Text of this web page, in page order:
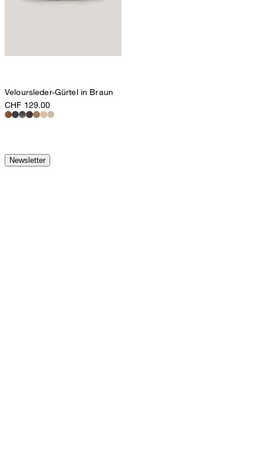
Veloursleder-Gürtel in Braun
CHF 129.00
Newsletter